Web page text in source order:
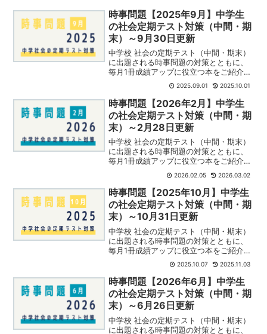
時事問題【2025年9月】中学生
の社会定期テスト対策（中間・期
末）～9月30日更新
中学校 社会の定期テスト（中間・期末）
に出題される時事問題の対策とともに、
毎月1冊成績アップに役立つ本をご紹介し
ています。今月の1冊はこちらのシリーズ
⇓中学の社会で学ぶ日本の歴史を楽しく
知るきっかけにおすすめです。息子には1
巻から月に1冊...
2025.09.01 2025.10.01
時事問題【2026年2月】中学生
の社会定期テスト対策（中間・期
末）～2月28日更新
中学校 社会の定期テスト（中間・期末）
に出題される時事問題の対策とともに、
毎月1冊成績アップに役立つ本をご紹介し
ています。今月はこちら ⇓ 子ども向けで
はありませんが、イラスト入りでわかり
やすく読みやすい！2/3 16歳未満のSNS
禁止 各...
2026.02.05 2026.03.02
時事問題【2025年10月】中学生
の社会定期テスト対策（中間・期
末）～10月31日更新
中学校 社会の定期テスト（中間・期末）
に出題される時事問題の対策とともに、
毎月1冊成績アップに役立つ本をご紹介し
ています。今月の1冊はこちら⇓成績が伸
び悩んでいる時におすすめの本です。
10/4 自民党 女性初の新総裁 高市早
苗氏自民党総裁選...
2025.10.07 2025.11.03
時事問題【2026年6月】中学生
の社会定期テスト対策（中間・期
末）～6月26日更新
中学校 社会の定期テスト（中間・期末）
に出題される時事問題の対策とともに、